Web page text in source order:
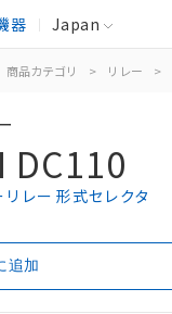
器 Japan
商品カテゴリ > リレー >
DC110
レー 形式セレクタ
追加